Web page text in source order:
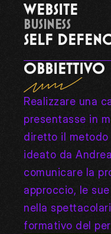
WEBSITE
BUSINESS
SELF
OBBIETTIVO
Realizzare una
presentasse in
diretto il
ideato da
comunicare la
approccio, le
nella
formativo del